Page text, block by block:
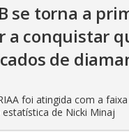
se torna a
a conquistar
de
foi atingida com a
estatística de Nicki Minaj